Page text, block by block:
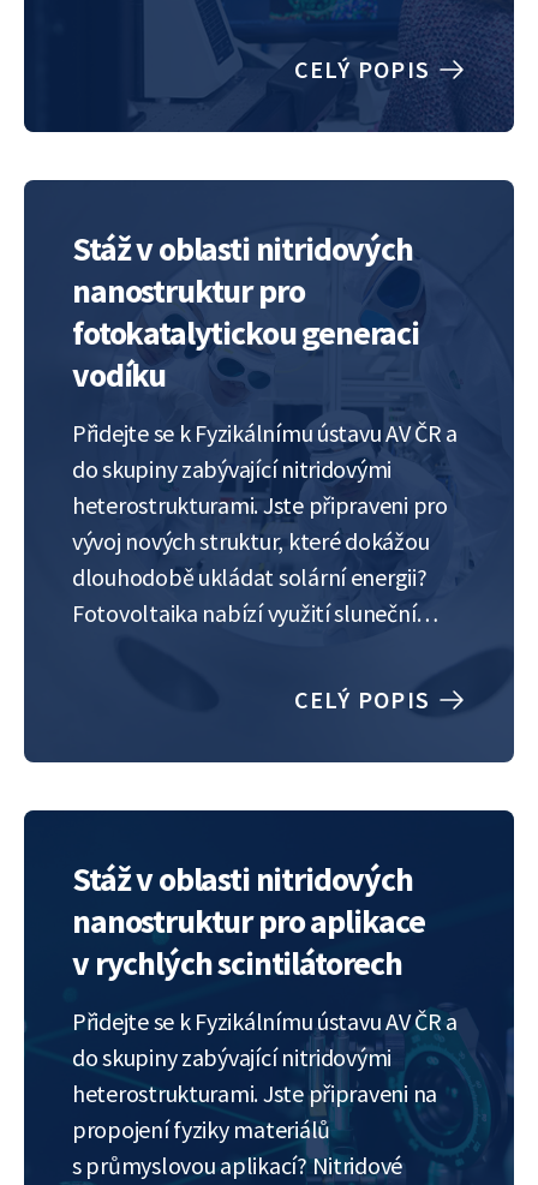
metodami a porovnat ji s konvenčními
slitinami obsahujícími omezený počet
prvků jako i s vysokoentropickými
slitinami. Využity budou techniky
rentgenové difrakce…
CELÝ POPIS
Stáž v oblasti nitridových
nanostruktur pro
fotokatalytickou generaci
vodíku
Přidejte se k Fyzikálnímu ústavu AV ČR a
do skupiny zabývající nitridovými
heterostrukturami. Jste připraveni pro
vývoj nových struktur, které dokážou
dlouhodobě ukládat solární energii?
Fotovoltaika nabízí využití sluneční
hodin, maximálně dnů. V naší laboratoři
které budou sloužit jako
CELÝ POPIS
Stáž v oblasti nitridových
nanostruktur pro aplikace
v rychlých scintilátorech
Přidejte se k Fyzikálnímu ústavu AV ČR a
do skupiny zabývající nitridovými
heterostrukturami. Jste připraveni na
propojení fyziky materiálů
s průmyslovou aplikací? Nitridové